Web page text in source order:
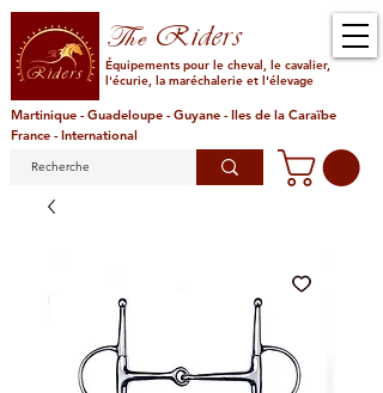
TheRiders
Équipements pour le cheval, le cavalier,
l'écurie, la maréchalerie et l'élevage
Martinique - Guadeloupe - Guyane - Iles de la Caraïbe
France - International